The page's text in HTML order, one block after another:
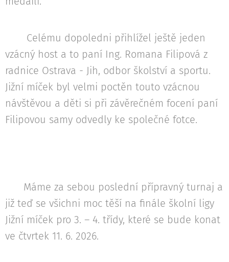
Celému dopoledni přihlížel ještě jeden
vzácný host a to paní Ing. Romana Filipová z
radnice Ostrava - Jih, odbor školství a sportu.
Jižní míček byl velmi poctěn touto vzácnou
návštěvou a děti si při závěrečném focení paní
Filipovou samy odvedly ke společné fotce.
Máme za sebou poslední přípravný turnaj a
již teď se všichni moc těší na finále školní ligy
Jižní míček pro 3. – 4. třídy, které se bude konat
ve čtvrtek 11. 6. 2026.